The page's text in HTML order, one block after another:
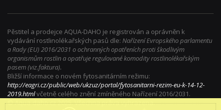
Pěstitel a prodejce AQUA-DAHO je registrován a oprávněn k
vydávání rostlinolékařských pasů dle: Nařízení Evropského parlamentu
a Rady (EU) 2016/2031 o ochranných opatřeních proti škodlivým
organismům rostlin a opatřuje regulované komodity rostlinolékařským
pasem (viz.faktura).
Bližší informace o novém fytosanitárním režimu:
http://eagri.cz/public/web/ukzuz/portal/fytosanitarni-rezim-eu-k-14-12-
2019.htmlvčetně celého znění zmíněného Nařízení 2016/2031.
© Aqua-daho.cz 2025. Všechna práva vyhrazena.